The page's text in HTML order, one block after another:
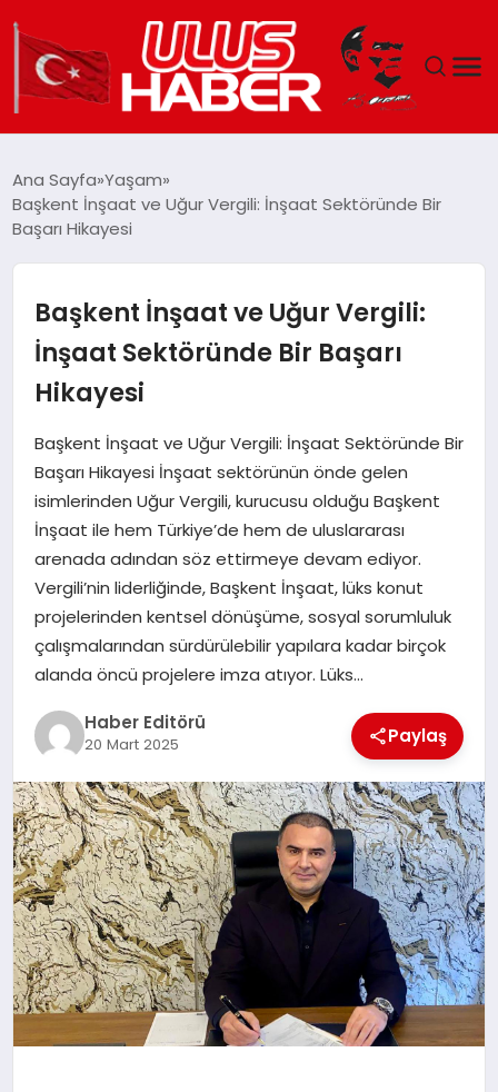
DÜNYA
SIYASET
TEKNOLOJI
EĞITIM
MAGAZIN
SPOR
YAŞAM
Ana Sayfa Yaşam
Başkent İnşaat ve Uğur Vergili: İnşaat Sektöründe Bir
Başarı Hikayesi
Başkent İnşaat ve Uğur Vergili:
İnşaat Sektöründe Bir Başarı
Hikayesi
Başkent İnşaat ve Uğur Vergili: İnşaat Sektöründe Bir
Başarı Hikayesi İnşaat sektörünün önde gelen
isimlerinden Uğur Vergili, kurucusu olduğu Başkent
İnşaat ile hem Türkiye’de hem de uluslararası
arenada adından söz ettirmeye devam ediyor.
Vergili’nin liderliğinde, Başkent İnşaat, lüks konut
projelerinden kentsel dönüşüme, sosyal sorumluluk
çalışmalarından sürdürülebilir yapılara kadar birçok
alanda öncü projelere imza atıyor. Lüks…
Haber Editörü
20 Mart 2025 Paylaş